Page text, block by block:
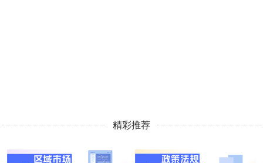
精彩推荐